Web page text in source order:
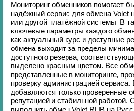
Мониторинг обменников помогает
надёжный сервис для обмена Volet
или другой платёжной системы. В
ключевые параметры каждого
как актуальный курс и доступные
обмена выходит за пределы
доступного резерва,
выделено красным цветом. Все
представленные в мониторинге,
проверку администрацией сервиса.
добавляются только проверенные
репутацией и стабильной работой.
выполнить обмен Volet RUB на